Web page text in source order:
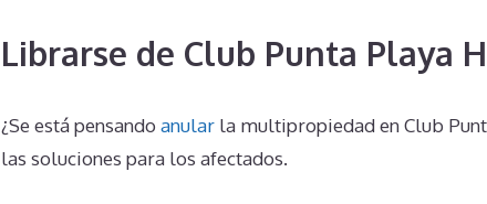
Librarse de Club Punta Playa
¿Se está pensando anular la multipropiedad en Club
las soluciones para los afectados.